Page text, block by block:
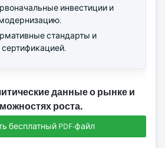
инвестиции и
стандарты и
данные о рынке и
роста.
бесплатный PDF-файл